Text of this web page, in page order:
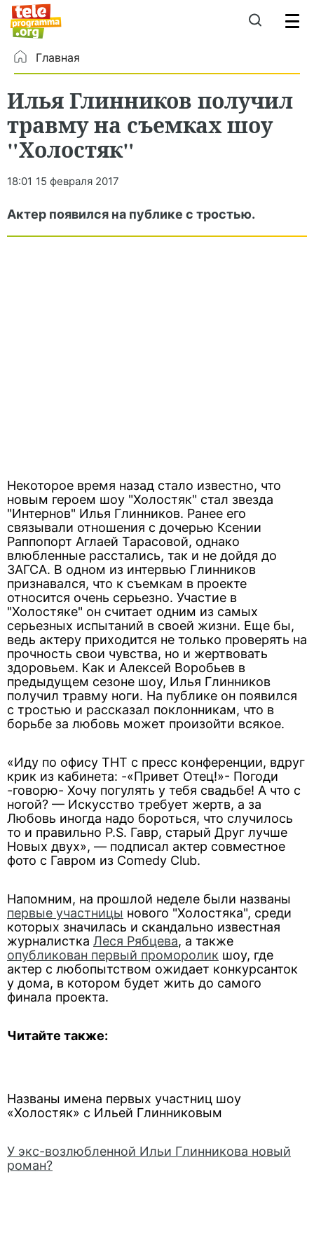
Главная
Илья Глинников получил
травму на съемках шоу
"Холостяк"
18:01 15 февраля 2017
Актер появился на публике с тростью.
Некоторое время назад стало известно, что
новым героем шоу "Холостяк" стал звезда
"Интернов" Илья Глинников. Ранее его
связывали отношения с дочерью Ксении
Раппопорт Аглаей Тарасовой, однако
влюбленные расстались, так и не дойдя до
ЗАГСА. В одном из интервью Глинников
признавался, что к съемкам в проекте
относится очень серьезно. Участие в
"Холостяке" он считает одним из самых
серьезных испытаний в своей жизни. Еще бы,
ведь актеру приходится не только проверять на
прочность свои чувства, но и жертвовать
здоровьем. Как и Алексей Воробьев в
предыдущем сезоне шоу, Илья Глинников
получил травму ноги. На публике он появился
с тростью и рассказал поклонникам, что в
борьбе за любовь может произойти всякое.
«Иду по офису ТНТ с пресс конференции, вдруг
крик из кабинета: -«Привет Отец!»- Погоди
-говорю- Хочу погулять у тебя свадьбе! А что с
ногой? — Искусство требует жертв, а за
Любовь иногда надо бороться, что случилось
то и правильно P.S. Гавр, старый Друг лучше
Новых двух», — подписал актер совместное
фото с Гавром из Comedy Club.
Напомним, на прошлой неделе были названы
первые участницы нового "Холостяка", среди
которых значилась и скандально известная
журналистка Леся Рябцева, а также
опубликован первый проморолик шоу, где
актер с любопытством ожидает конкурсанток
у дома, в котором будет жить до самого
финала проекта.
Читайте также:
Названы имена первых участниц шоу
«Холостяк» с Ильей Глинниковым
У экс-возлюбленной Ильи Глинникова новый
роман?